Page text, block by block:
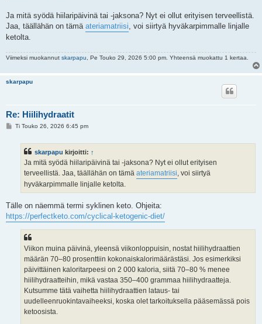
Ja mitä syödä hiilaripäivinä tai -jaksona? Nyt ei ollut erityisen terveellistä.
Jaa, täällähän on tämä ateriamatriisi, voi siirtyä hyväkarpimmalle linjalle
ketolta.
Viimeksi muokannut skarpapu, Pe Touko 29, 2026 5:00 pm. Yhteensä muokattu 1 kertaa.
skarpapu
Re: Hiilihydraatit
VTi Touko 26, 2026 6:45 pm
skarpapu kirjoitti: ↑
Ja mitä syödä hiilaripäivinä tai -jaksona? Nyt ei ollut erityisen
terveellistä. Jaa, täällähän on tämä ateriamatriisi, voi siirtyä
hyväkarpimmalle linjalle ketolta.
Tälle on näemmä termi syklinen keto. Ohjeita:
https://perfectketo.com/cyclical-ketogenic-diet/
Viikon muina päivinä, yleensä viikonloppuisin, nostat hiilihydraattien
määrän 70–80 prosenttiin kokonaiskalorimäärästäsi. Jos esimerkiksi
päivittäinen kaloritarpeesi on 2 000 kaloria, siitä 70–80 % menee
hiilihydraatteihin, mikä vastaa 350–400 grammaa hiilihydraatteja.
Kutsumme tätä vaihetta hiilihydraattien lataus- tai
uudelleenruokintavaiheeksi, koska olet tarkoituksella pääsemässä pois
ketoosista.